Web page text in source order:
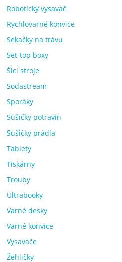
Robotický vysavač
Rychlovarné konvice
Sekačky na trávu
Set-top boxy
Šicí stroje
Sodastream
Sporáky
Sušičky potravin
Sušičky prádla
Tablety
Tiskárny
Trouby
Ultrabooky
Varné desky
Varné konvice
Vysavače
Žehličky